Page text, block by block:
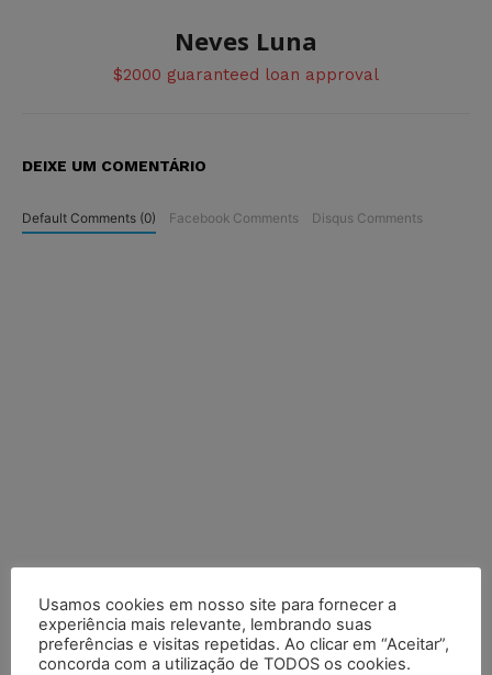
Neves Luna
$2000 guaranteed loan approval
DEIXE UM COMENTÁRIO
Default Comments (0) Facebook Comments Disqus Comments
Usamos cookies em nosso site para fornecer a
experiência mais relevante, lembrando suas
preferências e visitas repetidas. Ao clicar em “Aceitar”,
concorda com a utilização de TODOS os cookies.